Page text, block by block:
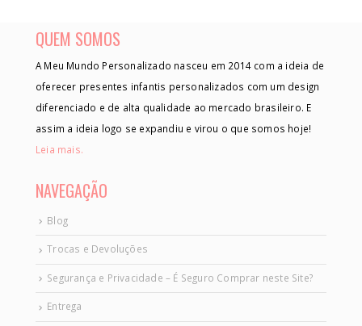
QUEM SOMOS
A Meu Mundo Personalizado nasceu em 2014 com a ideia de
oferecer presentes infantis personalizados com um design
diferenciado e de alta qualidade ao mercado brasileiro. E
assim a ideia logo se expandiu e virou o que somos hoje!
Leia mais.
NAVEGAÇÃO
Blog
Trocas e Devoluções
Segurança e Privacidade – É Seguro Comprar neste Site?
Entrega